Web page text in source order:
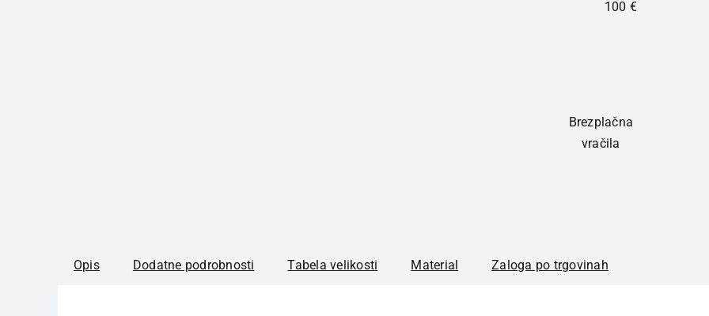
100 €
Brezplačna
vračila
Opis Dodatne podrobnosti Tabela velikosti Material Zaloga po trgovinah